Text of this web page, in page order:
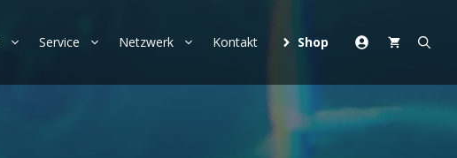
Service Netzwerk Kontakt Shop